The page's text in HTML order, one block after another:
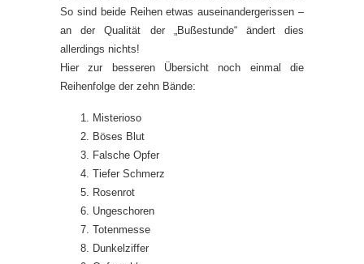
So sind beide Reihen etwas auseinandergerissen –
an der Qualität der „Bußestunde“ ändert dies
allerdings nichts!
Hier zur besseren Übersicht noch einmal die
Reihenfolge der zehn Bände:
Misterioso
Böses Blut
Falsche Opfer
Tiefer Schmerz
Rosenrot
Ungeschoren
Totenmesse
Dunkelziffer